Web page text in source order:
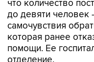
что количество
до девяти человек
самочувствия
которая ранее
помощи. Ее